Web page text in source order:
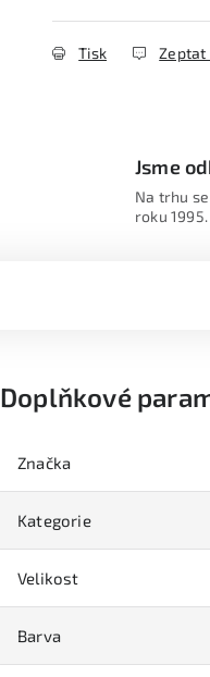
Tisk Zeptat
Jsme
Na trhu
roku 1995.
Doplňkové
Značka
Kategorie
Velikost
Barva